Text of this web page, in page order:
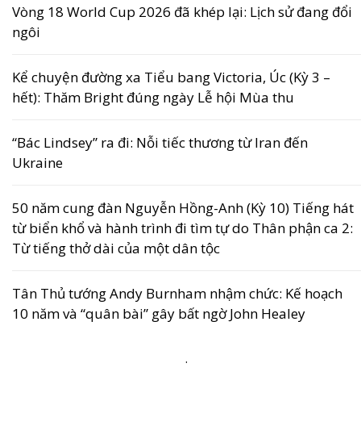
Vòng 18 World Cup 2026 đã khép lại: Lịch sử đang đổi
ngôi
Kể chuyện đường xa Tiểu bang Victoria, Úc (Kỳ 3 –
hết): Thăm Bright đúng ngày Lễ hội Mùa thu
“Bác Lindsey” ra đi: Nỗi tiếc thương từ Iran đến
Ukraine
50 năm cung đàn Nguyễn Hồng-Anh (Kỳ 10) Tiếng hát
từ biển khổ và hành trình đi tìm tự do Thân phận ca 2:
Từ tiếng thở dài của một dân tộc
Tân Thủ tướng Andy Burnham nhậm chức: Kế hoạch
10 năm và “quân bài” gây bất ngờ John Healey
.